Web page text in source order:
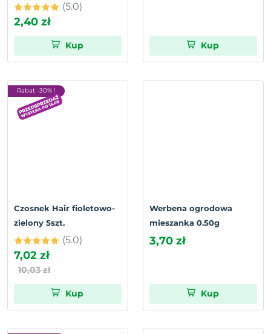
(5.0)
2,40 zł
Kup Kup
Rabat -30% !
Czosnek Hair fioletowo-
zielony 5szt.
(5.0)
7,02 zł
10,03 zł
Kup
Werbena ogrodowa
mieszanka 0.50g
3,70 zł
Kup